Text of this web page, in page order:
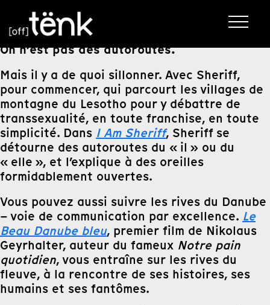
On n’est pas des autoroutes.
Mais il y a de quoi sillonner. Avec Sheriff,
pour commencer, qui parcourt les villages de
montagne du Lesotho pour y débattre de
transsexualité, en toute franchise, en toute
simplicité. Dans I Am Sheriff, Sheriff se
détourne des autoroutes du « il » ou du
« elle », et l’explique à des oreilles
formidablement ouvertes.
Vous pouvez aussi suivre les rives du Danube
– voie de communication par excellence. Le
Beau Danube bleu, premier film de Nikolaus
Geyrhalter, auteur du fameux Notre pain
quotidien, vous entraîne sur les rives du
fleuve, à la rencontre de ses histoires, ses
humains et ses fantômes.